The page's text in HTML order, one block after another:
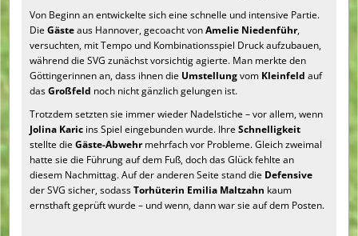
Von Beginn an entwickelte sich eine schnelle und intensive Partie.
Die Gästeaus Hannover, gecoacht vonAmelie Niedenführ,
versuchten, mit Tempo und Kombinationsspiel Druck aufzubauen,
während die SVG zunächst vorsichtig agierte. Man merkte den
Göttingerinnen an, dass ihnen die Umstellungvom Kleinfeld auf
dasGroßfeld noch nicht gänzlich gelungen ist.
Trotzdem setzten sie immer wieder Nadelstiche – vor allem, wenn
Jolina Karic ins Spiel eingebunden wurde. Ihre Schnelligkeit
stellte die Gäste-Abwehrmehrfach vor Probleme. Gleich zweimal
hatte sie die Führung auf dem Fuß, doch das Glück fehlte an
diesem Nachmittag. Auf der anderen Seite stand die Defensive
der SVG sicher, sodassTorhüterin Emilia Maltzahn kaum
ernsthaft geprüft wurde – und wenn, dann war sie auf dem Posten.